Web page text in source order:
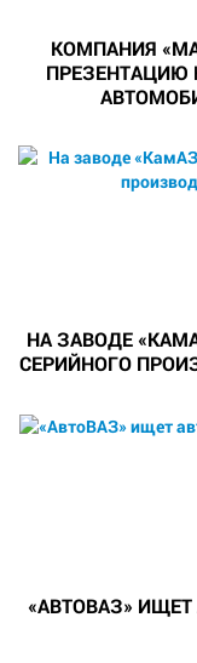
КОМПАНИЯ
ПРЕЗЕНТАЦИЮ
НА ЗАВОДЕ
СЕРИЙНОГО
«АВТОВАЗ»